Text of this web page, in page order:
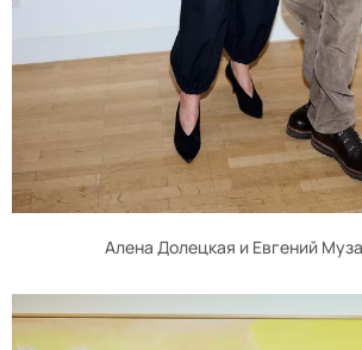
Алена Долецкая и Евгений